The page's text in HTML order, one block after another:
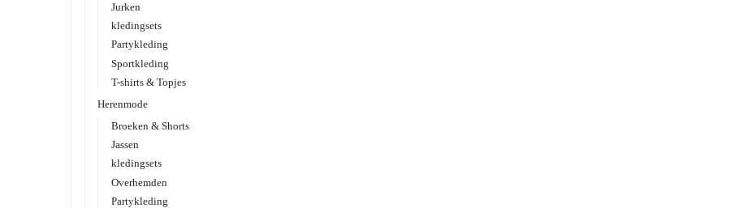
Jurken
kledingsets
Partykleding
Sportkleding
T-shirts & Topjes
Herenmode
Broeken & Shorts
Jassen
kledingsets
Overhemden
Partykleding